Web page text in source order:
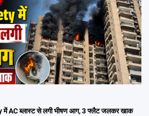
में AC ब्लास्ट से लगी भीषण आग, 3 फ्लैट जलकर खाक